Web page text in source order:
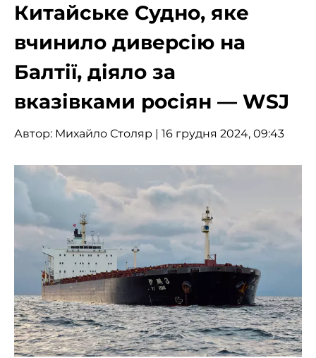
Китайське Судно, яке
вчинило диверсію на
Балтії, діяло за
вказівками росіян — WSJ
Автор: Михайло Столяр | 16 грудня 2024, 09:43